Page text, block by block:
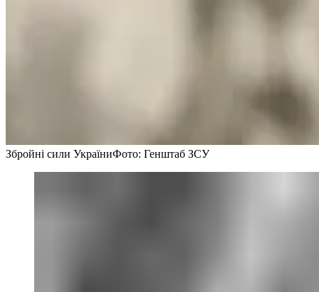
Збройні сили УкраїниФото: Генштаб ЗСУ